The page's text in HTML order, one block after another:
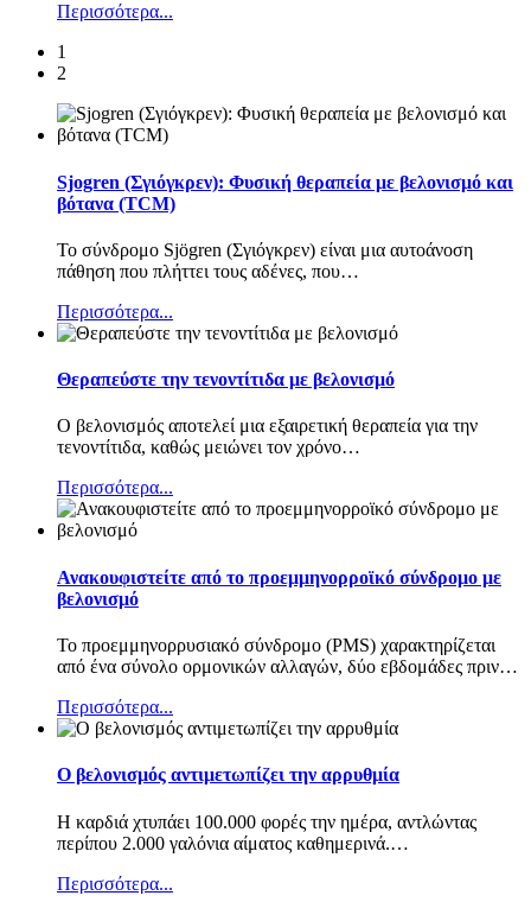
Περισσότερα...
1
2
Sjogren (Σγιόγκρεν): Φυσική θεραπεία με βελονισμό και
βότανα (TCM)
Το σύνδρομο Sjögren (Σγιόγκρεν) είναι μια αυτοάνοση
πάθηση που πλήττει τους αδένες, που…
Περισσότερα...
Θεραπεύστε την τενοντίτιδα με βελονισμό
Ο βελονισμός αποτελεί μια εξαιρετική θεραπεία για την
τενοντίτιδα, καθώς μειώνει τον χρόνο…
Περισσότερα...
Ανακουφιστείτε από το προεμμηνορροϊκό σύνδρομο με
βελονισμό
Το προεμμηνορρυσιακό σύνδρομο (PMS) χαρακτηρίζεται
από ένα σύνολο ορμονικών αλλαγών, δύο εβδομάδες πριν…
Περισσότερα...
Ο βελονισμός αντιμετωπίζει την αρρυθμία
Η καρδιά χτυπάει 100.000 φορές την ημέρα, αντλώντας
περίπου 2.000 γαλόνια αίματος καθημερινά.…
Περισσότερα...